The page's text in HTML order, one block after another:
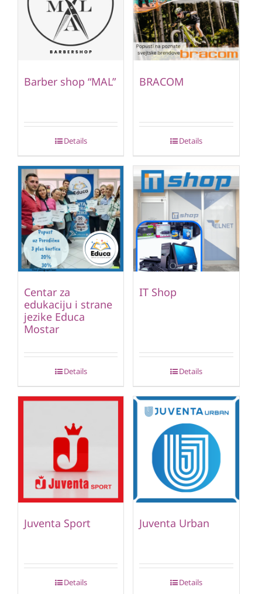
Barber shop “MAL”
Details
BRACOM
Details
Centar za
edukaciju i strane
jezike Educa
Mostar
Details
IT Shop
Details
Juventa Sport
Details
Juventa Urban
Details